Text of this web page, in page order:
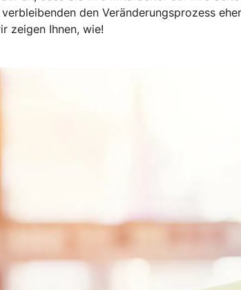
den Veränderungsprozess
zeigen Ihnen, wie!